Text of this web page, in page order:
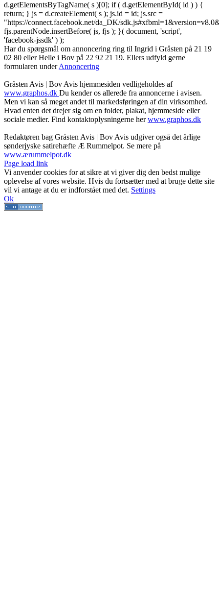
d.getElementsByTagName( s )[0]; if ( d.getElementById( id ) ) {
return; } js = d.createElement( s ); js.id = id; js.src =
"https://connect.facebook.net/da_DK/
fjs.parentNode.insertBefore( js, fjs ); }( document, 'script',
'facebook-jssdk' ) );
Har du spørgsmål om annoncering ring til Ingrid i Gråsten på 21 19
02 80 ‬eller Helle i Bov på 22 92 21 19‬. Ellers udfyld gerne
formularen underAnnoncering
Gråsten Avis | Bov Avis hjemmesiden vedligeholdes af
www.graphos.dk Du kender os allerede fra annoncerne i avisen.
Men vi kan så meget andet til markedsføringen af din virksomhed.
Hvad enten det drejer sig om en folder, plakat, hjemmeside eller
sociale medier. Find kontaktoplysningerne herwww.graphos.dk
Redaktøren bag Gråsten Avis | Bov Avis udgiver også det årlige
sønderjyske satirehæfte Æ Rummelpot. Se mere på
www.ærummelpot.dk
Facebook
Facebook
Facebook
Facebook
Instagram
Instagram
Instagram
LinkedIn
Page load link
Vi anvender cookies for at sikre at vi giver dig den bedst mulige
oplevelse af vores website. Hvis du fortsætter med at bruge dette site
vil vi antage at du er indforstået med det. Settings
Ok
Go